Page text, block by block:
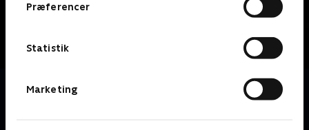
Præferencer
Statistik
Marketing
Om Suspekt
Følg Rune, Emil og Andreas gennem to års rejse der